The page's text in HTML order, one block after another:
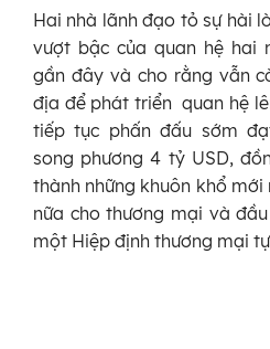
Hai nhà lãnh đạo tỏ sự hài
vượt bậc của quan hệ hai
gần đây và cho rằng vẫn
địa để phát triển quan hệ
tiếp tục phấn đấu sớm
song phương 4 tỷ USD,
thành những khuôn khổ
nữa cho thương mại và
một Hiệp định thương mại